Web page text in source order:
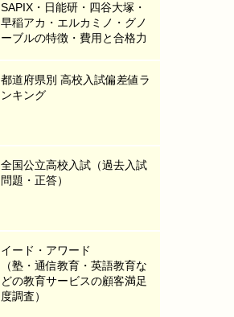
SAPIX・日能研・四谷大塚・
早稲アカ・エルカミノ・グノ
ーブルの特徴・費用と合格力
都道府県別 高校入試偏差値ラ
ンキング
全国公立高校入試（過去入試
問題・正答）
イード・アワード
（塾・通信教育・英語教育な
どの教育サービスの顧客満足
度調査）